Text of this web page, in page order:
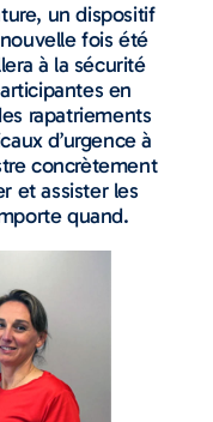
un dispositif
fois été
à la sécurité
en
rapatriements
d’urgence à
concrètement
et assister les
quand.